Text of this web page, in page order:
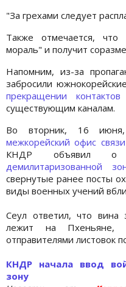
"За грехами следует
Также отмечается, что
мораль" и получит
Напомним, из-за
забросили
прекращении
существующим каналам.
Во вторник, 16
межкорейский офис
КНДР объявил
демилитаризованной
свернутые ранее посты
виды военных учений
Сеул ответил, что вина
лежит на Пхеньяне,
отправителями листовок
КНДР начала ввод
зону